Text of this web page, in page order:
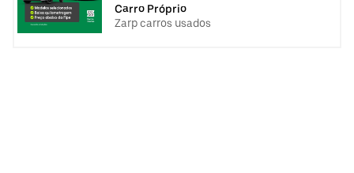
Carro Próprio
Zarp carros usados